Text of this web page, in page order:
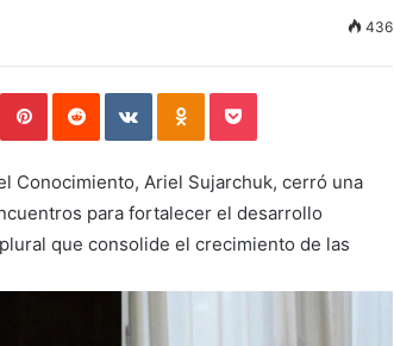
436
PinterestReddit VKontakteOdnoklassniki
Pocket
Conocimiento, Ariel Sujarchuk, cerró una
para fortalecer el desarrollo
que consolide el crecimiento de las